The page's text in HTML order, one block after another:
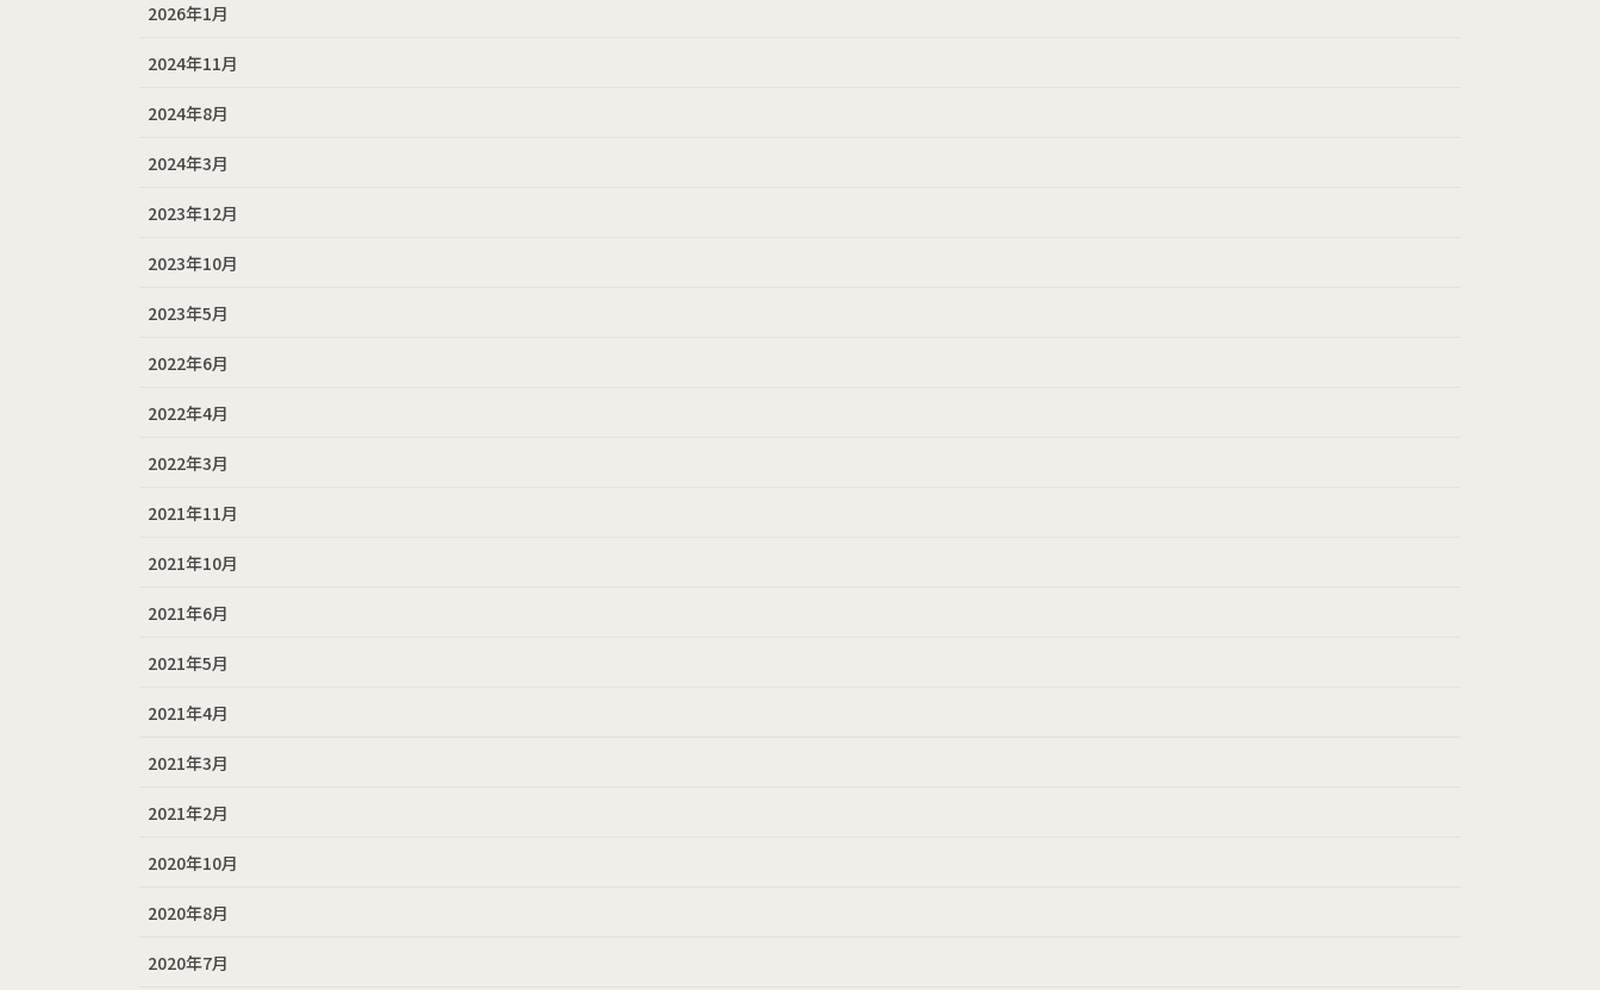
2026年1月
2024年11月
2024年8月
2024年3月
2023年12月
2023年10月
2023年5月
2022年6月
2022年4月
2022年3月
2021年11月
2021年10月
2021年6月
2021年5月
2021年4月
2021年3月
2021年2月
2020年10月
2020年8月
2020年7月